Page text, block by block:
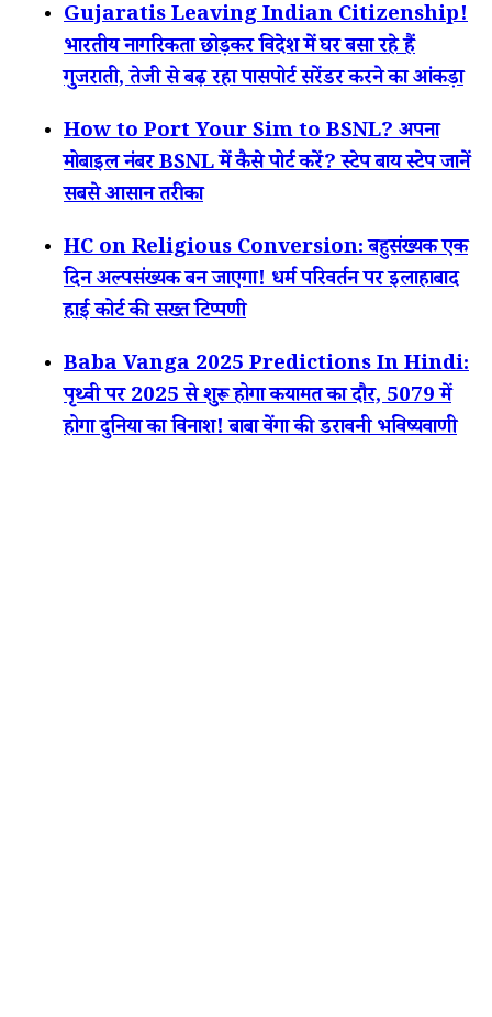
Gujaratis Leaving Indian Citizenship!
भारतीय नागरिकता छोड़कर विदेश में घर बसा रहे हैं
गुजराती, तेजी से बढ़ रहा पासपोर्ट सरेंडर करने का आंकड़ा
How to Port Your Sim to BSNL? अपना
मोबाइल नंबर BSNL में कैसे पोर्ट करें? स्टेप बाय स्टेप जानें
सबसे आसान तरीका
HC on Religious Conversion: बहुसंख्यक एक
दिन अल्पसंख्यक बन जाएगा! धर्म परिवर्तन पर इलाहाबाद
हाई कोर्ट की सख्त टिप्पणी
Baba Vanga 2025 Predictions In Hindi:
पृथ्वी पर 2025 से शुरू होगा कयामत का दौर, 5079 में
होगा दुनिया का विनाश! बाबा वेंगा की डरावनी भविष्यवाणी